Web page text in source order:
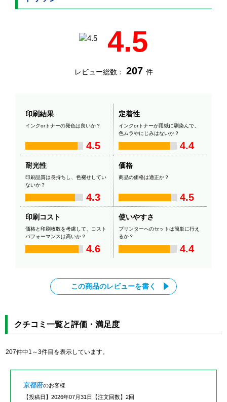
4.5
レビュー総数： 207 件
印刷結果
インクorトナーの発色は良いか？
4.5
定着性
インクorトナーが用紙に馴染んで、
色ムラやにじみはないか？
4.4
耐光性
印刷品質は長持ちし、色褪せしてい
ないか？
4.3
価格
商品の価格は適正か？
4.5
印刷コスト
価格と印刷枚数を考慮して、コスト
パフォーマンスは高いか？
4.6
使いやすさ
プリンターへのセットは簡単に行え
るか？
4.4
この商品のレビューを書く
クチコミ一覧と評価・満足度
207件中1～3件目を表示しています。
京都府のお客様
【投稿日】 2026年07月31日 【注文回数】 2回